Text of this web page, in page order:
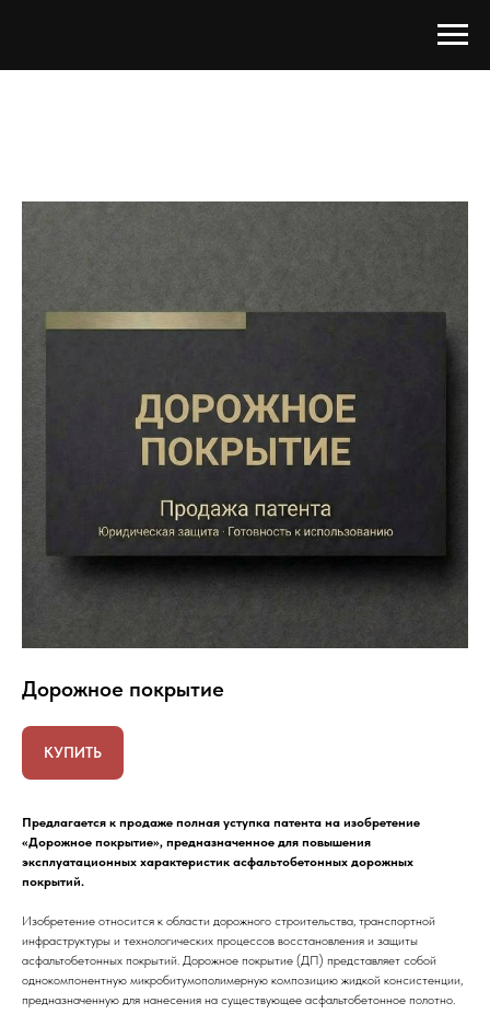
Дорожное покрытие
КУПИТЬ
Предлагается к продаже полная уступка патента на изобретение
«Дорожное покрытие», предназначенное для повышения
эксплуатационных характеристик асфальтобетонных дорожных
покрытий.
Изобретение относится к области дорожного строительства, транспортной
инфраструктуры и технологических процессов восстановления и защиты
асфальтобетонных покрытий. Дорожное покрытие (ДП) представляет собой
однокомпонентную микробитумополимерную композицию жидкой консистенции,
предназначенную для нанесения на существующее асфальтобетонное полотно.